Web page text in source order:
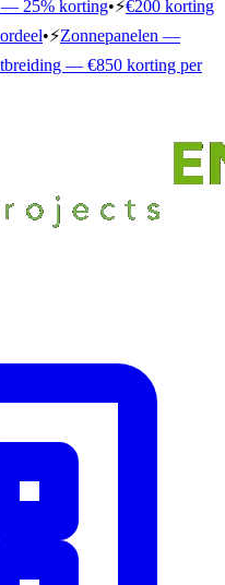
— 25% korting•⚡€200 korting
•⚡Zonnepanelen —
— €850 korting per